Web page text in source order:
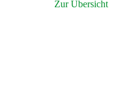
Zur Übersicht